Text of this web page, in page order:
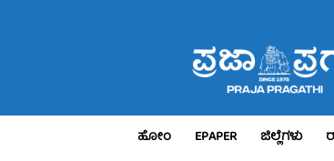
Pragathi
ಹೋಂ EPAPER ಜಿಲ್ಲೆಗಳು